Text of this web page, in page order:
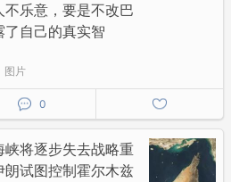
乐意，要是不改巴
自己的真实智
图片
0
峡将逐步失去战略重
试图控制霍尔木兹